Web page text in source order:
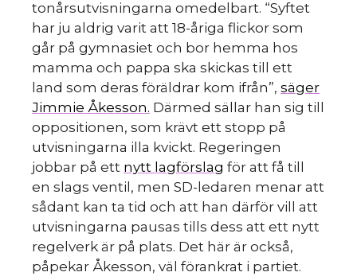
tonårsutvisningarna omedelbart. “Syftet
har ju aldrig varit att 18-åriga flickor som
går på gymnasiet och bor hemma hos
mamma och pappa ska skickas till ett
land som deras föräldrar kom ifrån”, säger
Jimmie Åkesson. Därmed sällar han sig till
oppositionen, som krävt ett stopp på
utvisningarna illa kvickt. Regeringen
jobbar på ett nytt lagförslag för att få till
en slags ventil, men SD-ledaren menar att
sådant kan ta tid och att han därför vill att
utvisningarna pausas tills dess att ett nytt
regelverk är på plats. Det här är också,
påpekar Åkesson, väl förankrat i partiet.